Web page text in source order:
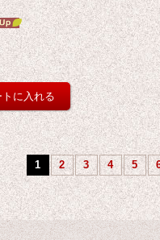
1 2 3 4 5